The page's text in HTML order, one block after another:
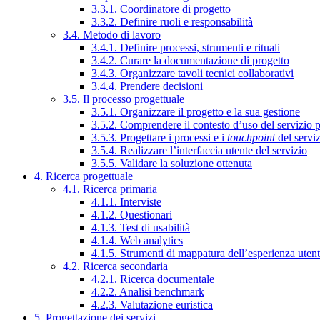
3.3.1. Coordinatore di progetto
3.3.2. Definire ruoli e responsabilità
3.4. Metodo di lavoro
3.4.1. Definire processi, strumenti e rituali
3.4.2. Curare la documentazione di progetto
3.4.3. Organizzare tavoli tecnici collaborativi
3.4.4. Prendere decisioni
3.5. Il processo progettuale
3.5.1. Organizzare il progetto e la sua gestione
3.5.2. Comprendere il contesto d’uso del servizio
3.5.3. Progettare i processi e i touchpointdel
3.5.4. Realizzare l’interfaccia utente del servizio
3.5.5. Validare la soluzione ottenuta
4. Ricerca progettuale
4.1. Ricerca primaria
4.1.1. Interviste
4.1.2. Questionari
4.1.3. Test di usabilità
4.1.4. Web analytics
4.1.5. Strumenti di mappatura dell’esperienza
4.2. Ricerca secondaria
4.2.1. Ricerca documentale
4.2.2. Analisi benchmark
4.2.3. Valutazione euristica
5. Progettazione dei servizi